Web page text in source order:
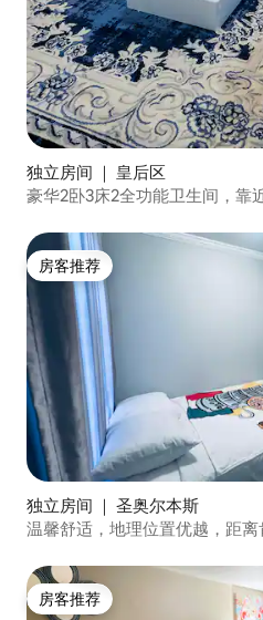
独立房间 ｜ 皇后区
豪华2卧3床2全功能卫生间，靠
房客推荐
房客推荐
独立房间 ｜ 圣奥尔本斯
温馨舒适，地理位置优越，距离
房客推荐
房客推荐